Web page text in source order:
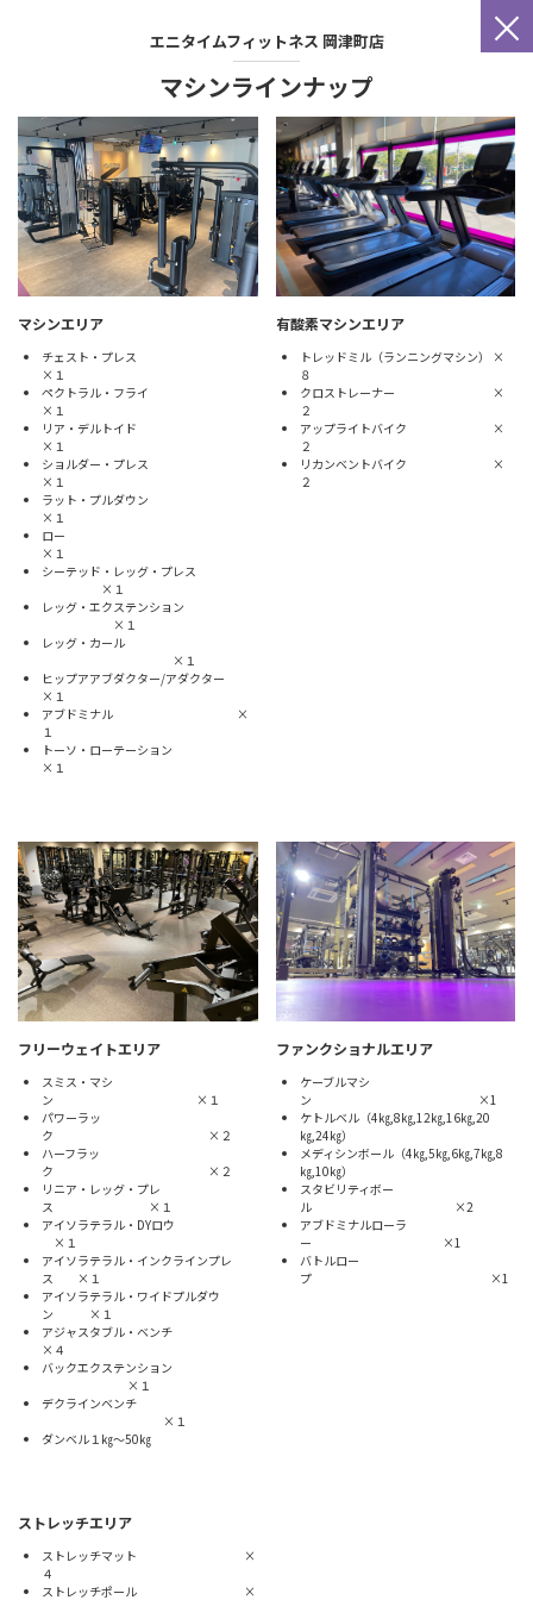
×
エニタイムフィットネス 岡津町店
マシンラインナップ
マシンエリア
チェスト・プレス
×１
ペクトラル・フライ
×１
リア・デルトイド
×１
ショルダー・プレス
×１
ラット・プルダウン
×１
ロー
×１
シーテッド・レッグ・プレス
×１
レッグ・エクステンション
×１
レッグ・カール
×１
ヒップアアブダクター/アダクター
×１
アブドミナル ×
１
トーソ・ローテーション
×１
有酸素マシンエリア
トレッドミル（ランニングマシン） ×
８
クロストレーナー ×
２
アップライトバイク ×
２
リカンベントバイク ×
２
フリーウェイトエリア
スミス・マシ
ン ×１
パワーラッ
ク ×２
ハーフラッ
ク ×２
リニア・レッグ・プレ
ス ×１
アイソラテラル・DYロウ
×１
アイソラテラル・インクラインプレ
ス ×１
アイソラテラル・ワイドプルダウ
ン ×１
アジャスタブル・ベンチ
×４
バックエクステンション
×１
デクラインベンチ
×１
ダンベル１㎏～50㎏
ファンクショナルエリア
ケーブルマシ
ン ×1
ケトルベル（4㎏,8㎏,12㎏,16㎏,20
㎏,24㎏）
メディシンボール（4㎏,5㎏,6㎏,7㎏,8
㎏,10㎏）
スタビリティボー
ル ×2
アブドミナルローラ
ー ×1
バトルロー
プ ×1
ストレッチエリア
ストレッチマット ×
４
ストレッチポール ×